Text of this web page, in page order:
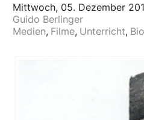
Mittwoch, 05. Dezember
Guido Berlinger
Medien Filme Unterricht